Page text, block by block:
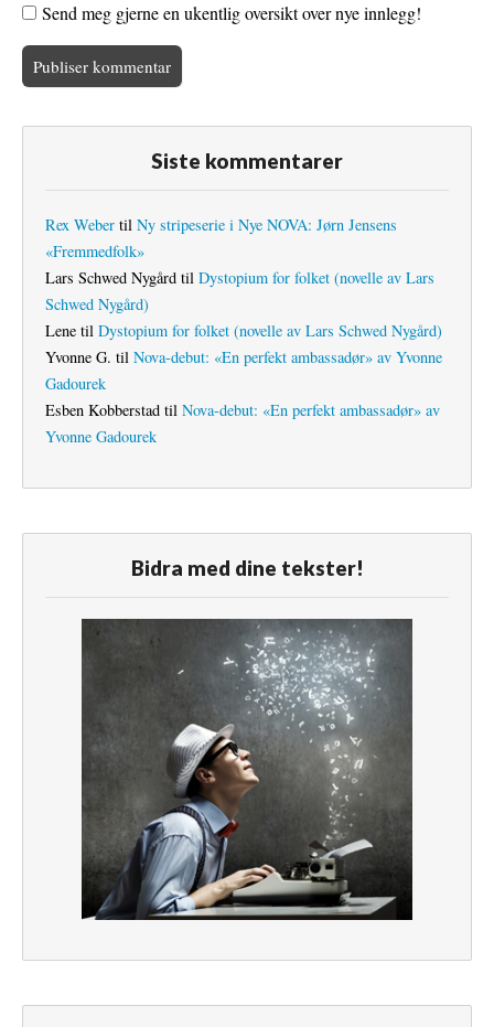
Send meg gjerne en ukentlig oversikt over nye innlegg!
Siste kommentarer
Rex Weber til Ny stripeserie i Nye NOVA: Jørn Jensens
«Fremmedfolk»
Lars Schwed Nygård til Dystopium for folket (novelle av Lars
Schwed Nygård)
Lene til Dystopium for folket (novelle av Lars Schwed Nygård)
Yvonne G. til Nova-debut: «En perfekt ambassadør» av Yvonne
Gadourek
Esben Kobberstad til Nova-debut: «En perfekt ambassadør» av
Yvonne Gadourek
Bidra med dine tekster!